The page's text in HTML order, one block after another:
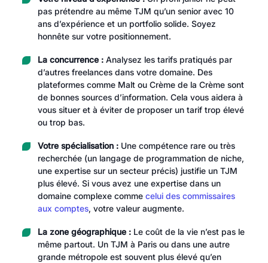
pas prétendre au même TJM qu’un senior avec 10
ans d’expérience et un portfolio solide. Soyez
honnête sur votre positionnement.
La concurrence :Analysez les tarifs pratiqués par
d’autres freelances dans votre domaine. Des
plateformes comme Malt ou Crème de la Crème sont
de bonnes sources d’information. Cela vous aidera à
vous situer et à éviter de proposer un tarif trop élevé
ou trop bas.
Votre spécialisation :Une compétence rare ou très
recherchée (un langage de programmation de niche,
une expertise sur un secteur précis) justifie un TJM
plus élevé. Si vous avez une expertise dans un
domaine complexe comme celui des commissaires
aux comptes, votre valeur augmente.
La zone géographique :Le coût de la vie n’est pas le
même partout. Un TJM à Paris ou dans une autre
grande métropole est souvent plus élevé qu’en